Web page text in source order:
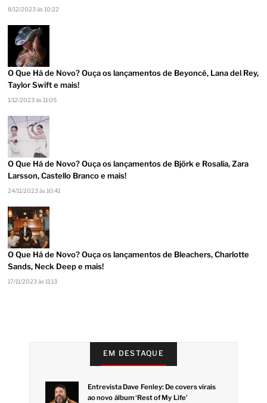
8/12/2023 às 10:22
O Que Há de Novo? Ouça os lançamentos de Beyoncé, Lana del Rey,
Taylor Swift e mais!
1/12/2023 às 11:05
O Que Há de Novo? Ouça os lançamentos de Björk e Rosalía, Zara
Larsson, Castello Branco e mais!
24/11/2023 às 10:41
O Que Há de Novo? Ouça os lançamentos de Bleachers, Charlotte
Sands, Neck Deep e mais!
17/11/2023 às 11:13
EM DESTAQUE
Entrevista Dave Fenley: De covers virais
ao novo álbum ‘Rest of My Life’